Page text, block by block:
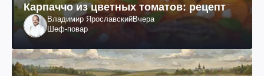
Карпаччо из цветных томатов: рецепт
Владимир ЯрославскийВчера
Шеф-повар